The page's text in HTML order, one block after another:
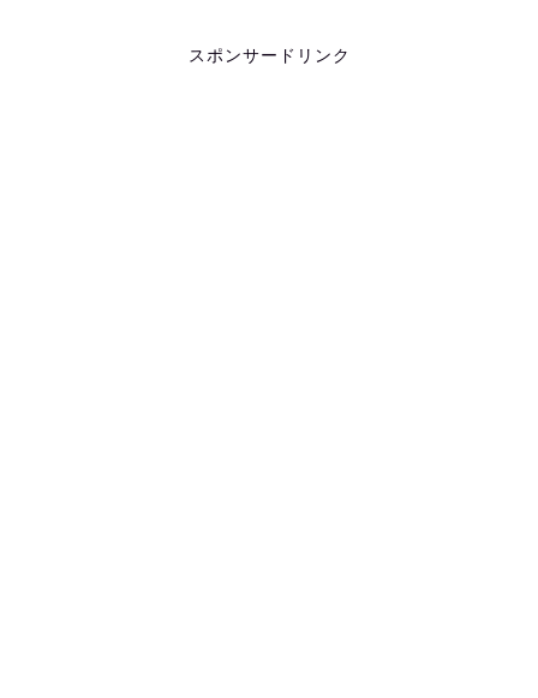
スポンサードリンク